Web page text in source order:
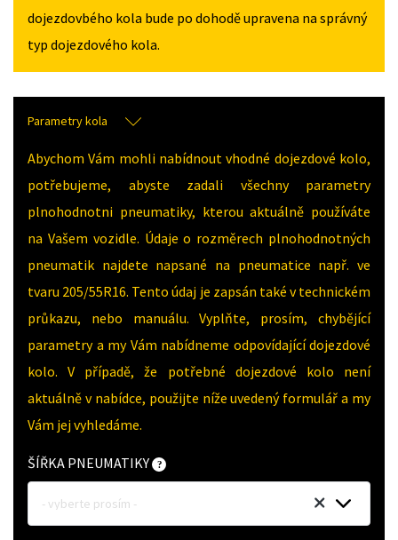
dojezdovbého kola bude po dohodě upravena na správný
typ dojezdového kola.
Parametry kola
Abychom Vám mohli nabídnout vhodné dojezdové kolo,
potřebujeme, abyste zadali všechny parametry
plnohodnotni pneumatiky, kterou aktuálně používáte
na Vašem vozidle. Údaje o rozměrech plnohodnotných
pneumatik najdete napsané na pneumatice např. ve
tvaru 205/55R16. Tento údaj je zapsán také v technickém
průkazu, nebo manuálu. Vyplňte, prosím, chybějící
parametry a my Vám nabídneme odpovídající dojezdové
kolo. V případě, že potřebné dojezdové kolo není
aktuálně v nabídce, použijte níže uvedený formulář a my
Vám jej vyhledáme.
ŠÍŘKA PNEUMATIKY
- vyberte prosím -